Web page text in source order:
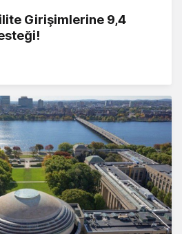
Girişimlerine 9,4